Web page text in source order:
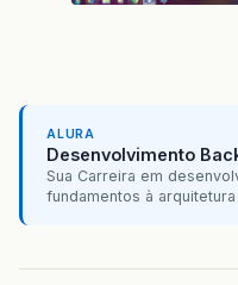
ALURA
Desenvolvimento
Sua Carreira em
fundamentos à